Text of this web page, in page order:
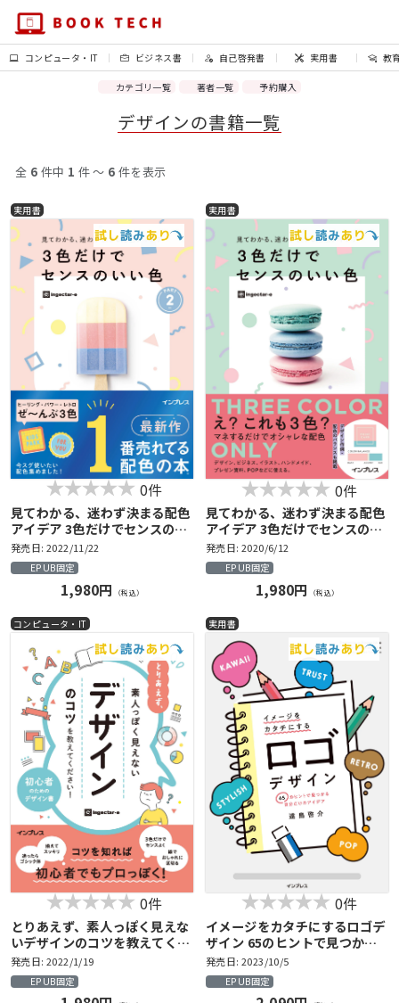
コンピュータ・IT ビジネス書 自己啓発書 実用書 教
カテゴリ一覧 著者一覧 予約購入
デザインの書籍一覧
全 6 件中 1 件 〜 6 件を表示
実用書
0件
見てわかる、迷わず決まる配色
アイデア 3色だけでセンスのい
い色PART2
発売日: 2022/11/22
EPUB固定
1,980円 （税込）
実用書
0件
見てわかる、迷わず決まる配色
アイデア 3色だけでセンスのい
い色
発売日: 2020/6/12
EPUB固定
1,980円 （税込）
コンピュータ・IT
0件
とりあえず、素人っぽく見えな
いデザインのコツを教えてくだ
さい！
発売日: 2022/1/19
EPUB固定
実用書
0件
イメージをカタチにするロゴデ
ザイン 65のヒントで見つかる
自分だけのアイデア
発売日: 2023/10/5
EPUB固定